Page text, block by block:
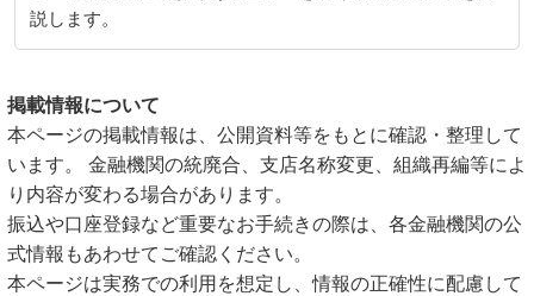
説します。
掲載情報について
本ページの掲載情報は、公開資料等をもとに確認・整理して
います。 金融機関の統廃合、支店名称変更、組織再編等によ
り内容が変わる場合があります。
振込や口座登録など重要なお手続きの際は、各金融機関の公
式情報もあわせてご確認ください。
本ページは実務での利用を想定し、情報の正確性に配慮して